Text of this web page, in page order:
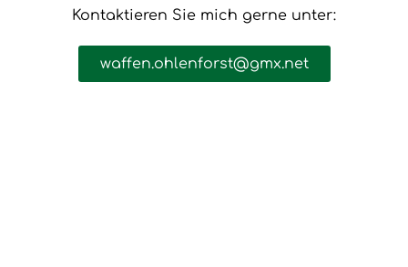
Kontaktieren Sie mich gerne unter:
waffen.ohlenforst@gmx.net